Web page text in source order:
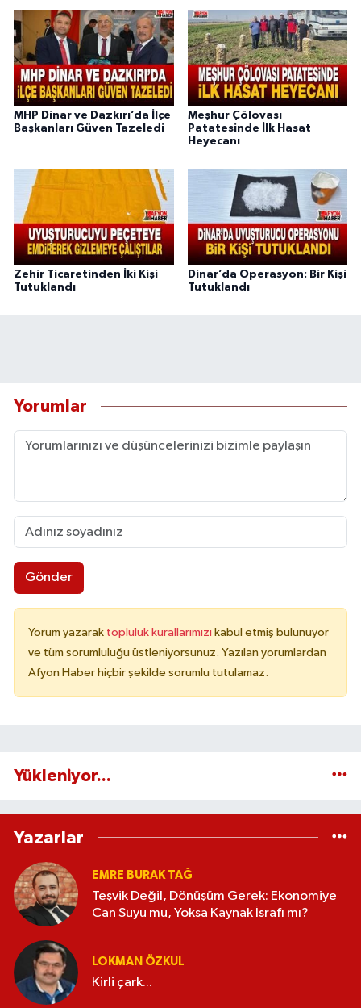
MHP Dinar ve Dazkırı’da İlçe
Başkanları Güven Tazeledi
Meşhur Çölovası
Patatesinde İlk Hasat
Heyecanı
Zehir Ticaretinden İki Kişi
Tutuklandı
Dinar’da Operasyon: Bir Kişi
Tutuklandı
Yorumlar
Gönder
Yorum yazarak topluluk kurallarımızı kabul etmiş bulunuyor
ve tüm sorumluluğu üstleniyorsunuz. Yazılan yorumlardan
Afyon Haber hiçbir şekilde sorumlu tutulamaz.
Yükleniyor...
Yazarlar
EMRE BURAK TAĞ
Teşvik Değil, Dönüşüm Gerek: Ekonomiye
Can Suyu mu, Yoksa Kaynak İsrafı mı?
LOKMAN ÖZKUL
Kirli çark...